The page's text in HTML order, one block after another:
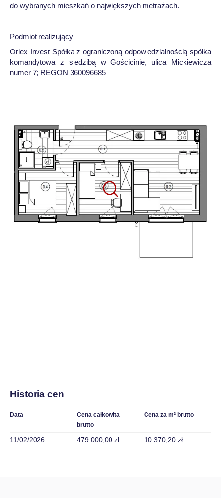
do wybranych mieszkań o największych metrażach.
Podmiot realizujący:
Orlex Invest Spółka z ograniczoną odpowiedzialnością spółka
komandytowa z siedzibą w Gościcinie, ulica Mickiewicza
numer 7; REGON 360096685
Historia cen
Data
Cena całkowita
brutto
Cena za m² brutto
11/02/2026 479 000,00 zł 10 370,20 zł